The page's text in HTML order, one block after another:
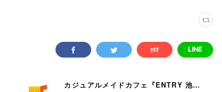
カジュアルメイドカフェ『ENTRY 池袋店』